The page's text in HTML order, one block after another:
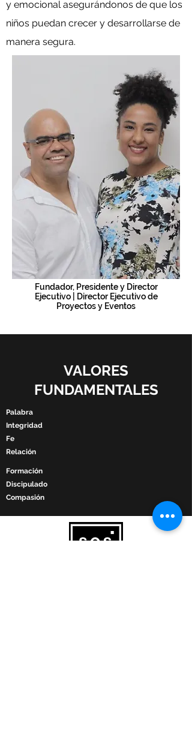
y emocional asegurándonos de que los
niños puedan crecer y desarrollarse de
manera segura.
Fundador, Presidente y Director
Ejecutivo | Director Ejecutivo de
Proyectos y Eventos
VALORES
FUNDAMENTALES
Palabra
Integridad
Fe
Relación
Formación
Discipulado
Compasión​